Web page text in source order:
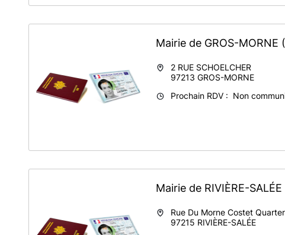
Mairie de GROS-MORNE
2 RUE SCHOELCHER
97213 GROS-MORNE
Prochain RDV : Non
Mairie de RIVIÈRE-SALÉE
Rue Du Morne Costet
97215 RIVIÈRE-SALÉE